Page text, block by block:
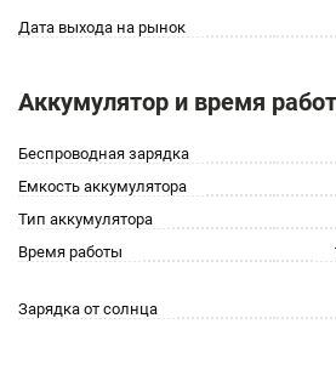
Дата выхода на рынок
Аккумулятор и время
Беспроводная зарядка
Емкость аккумулятора
Тип аккумулятора
Время работы
Зарядка от солнца